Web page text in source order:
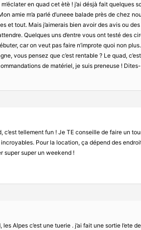
en quad cet ètè ! j’ai désjà fait quelques
amie m’a parlé d’uneee balade près de chez
et tout. Mais j’aimerais bien avoir des avis ou
Quelques uns d’entre vous ont testé des
car on veut pas faire n’improte quoi non
vous pensez que c’est rentable ? Le quad,
de matériel, je suis preneuse !
c’est tellement fun ! Je TE conseille de faire un
Pour la location, ça dépend des
super super un weekend !
les Alpes c’est une tuerie . j’ai fait une sortie l’ete